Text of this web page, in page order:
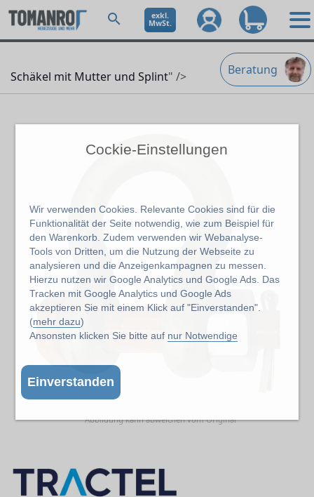
Cockie-Einstellungen
Wir verwenden Cookies. Relevante Cookies sind für die
Funktionalität der Seite notwendig, wie zum Beispiel für
den Warenkorb. Zudem verwenden wir Webanalyse-
Tools von Dritten, um die Nutzung der Webseite zu
analysieren und die Anzeigenkampagnen zu messen.
Hierzu nutzen wir Google Analytics und Google Ads. Das
Tracken mit Google Analytics und Google Ads
akzeptieren Sie mit einem Klick auf "Einverstanden".
(mehr dazu)
Ansonsten klicken Sie bitte auf nur Notwendige
Einverstanden
exkl.
MwSt.
Beratung
Schäkel mit Mutter und Splint" />
Abbildung kann abweichen vom Original